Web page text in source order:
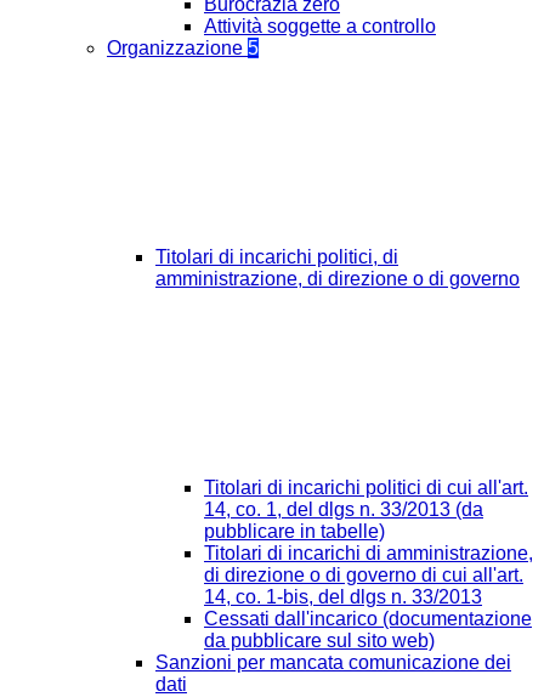
Burocrazia zero
Attività soggette a controllo
Organizzazione 5
Titolari di incarichi politici, di
amministrazione, di direzione o di governo
Titolari di incarichi politici di cui all'art.
14, co. 1, del dlgs n. 33/2013 (da
pubblicare in tabelle)
Titolari di incarichi di amministrazione,
di direzione o di governo di cui all'art.
14, co. 1-bis, del dlgs n. 33/2013
Cessati dall'incarico (documentazione
da pubblicare sul sito web)
Sanzioni per mancata comunicazione dei
dati